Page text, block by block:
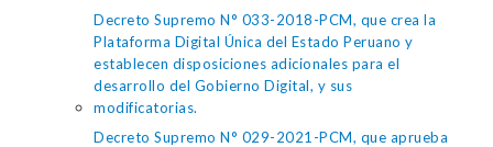
Decreto Supremo N° 033-2018-PCM, que crea la
Plataforma Digital Única del Estado Peruano y
establecen disposiciones adicionales para el
desarrollo del Gobierno Digital, y sus
modificatorias.
Decreto Supremo N° 029-2021-PCM, que aprueba